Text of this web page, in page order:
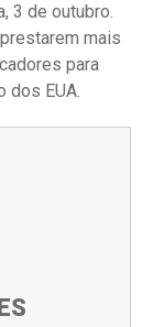
3 de outubro.
mais
para
dos EUA.